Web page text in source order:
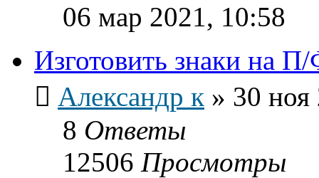
06 мар 2021, 10:58
Изготовить знаки на
Александр к » 30 ноя
8 Ответы
12506 Просмотры